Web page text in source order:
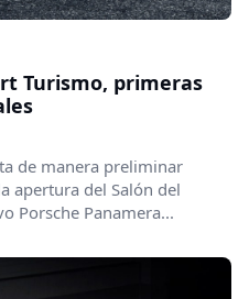
Turismo, primeras
de manera preliminar
apertura del Salón del
Porsche Panamera...